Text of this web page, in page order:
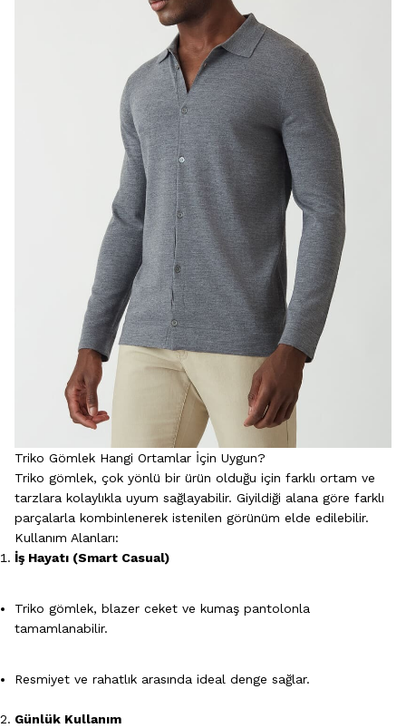
Triko Gömlek Hangi Ortamlar İçin Uygun?
Triko gömlek, çok yönlü bir ürün olduğu için farklı ortam ve
tarzlara kolaylıkla uyum sağlayabilir. Giyildiği alana göre farklı
parçalarla kombinlenerek istenilen görünüm elde edilebilir.
Kullanım Alanları:
İş Hayatı (Smart Casual)
Triko gömlek, blazer ceket ve kumaş pantolonla
tamamlanabilir.
Resmiyet ve rahatlık arasında ideal denge sağlar.
Günlük Kullanım